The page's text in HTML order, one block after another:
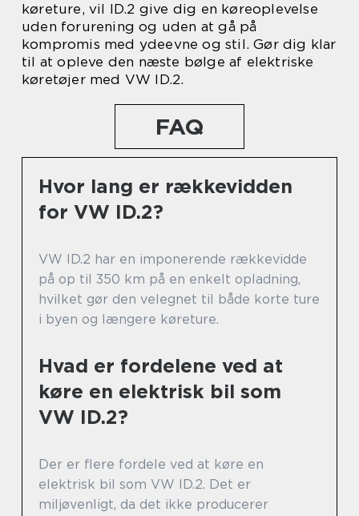
køreture, vil ID.2 give dig en køreoplevelse
uden forurening og uden at gå på
kompromis med ydeevne og stil. Gør dig klar
til at opleve den næste bølge af elektriske
køretøjer med VW ID.2.
FAQ
Hvor lang er rækkevidden
for VW ID.2?
VW ID.2 har en imponerende rækkevidde
på op til 350 km på en enkelt opladning,
hvilket gør den velegnet til både korte ture
i byen og længere køreture.
Hvad er fordelene ved at
køre en elektrisk bil som
VW ID.2?
Der er flere fordele ved at køre en
elektrisk bil som VW ID.2. Det er
miljøvenligt, da det ikke producerer